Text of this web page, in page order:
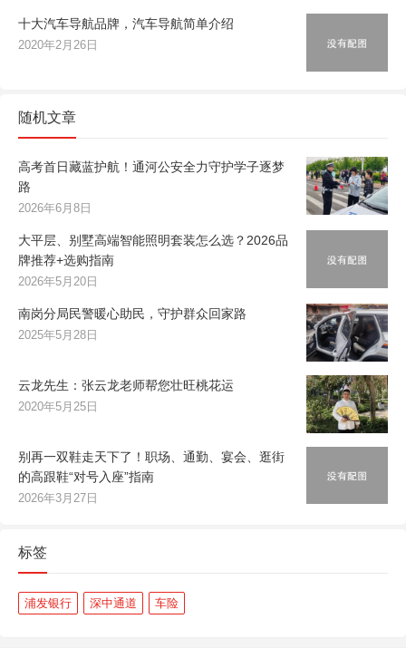
十大汽车导航品牌，汽车导航简单介绍
2020年2月26日
随机文章
高考首日藏蓝护航！通河公安全力守护学子逐梦
路
2026年6月8日
大平层、别墅高端智能照明套装怎么选？2026品
牌推荐+选购指南
2026年5月20日
南岗分局民警暖心助民，守护群众回家路
2025年5月28日
云龙先生：张云龙老师帮您壮旺桃花运
2020年5月25日
别再一双鞋走天下了！职场、通勤、宴会、逛街
的高跟鞋“对号入座”指南
2026年3月27日
标签
浦发银行 深中通道 车险